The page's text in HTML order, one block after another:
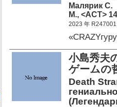
Малярик С.
М., <АСТ>
2023 年 R247001
小島秀夫
ゲームの
Death